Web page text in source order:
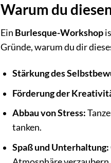
Warum du
Ein Burlesque-Workshop
Gründe, warum du dir
Stärkung des
Förderung der
Abbau von Stress:
tanken.
Spaß und Unterhaltung: